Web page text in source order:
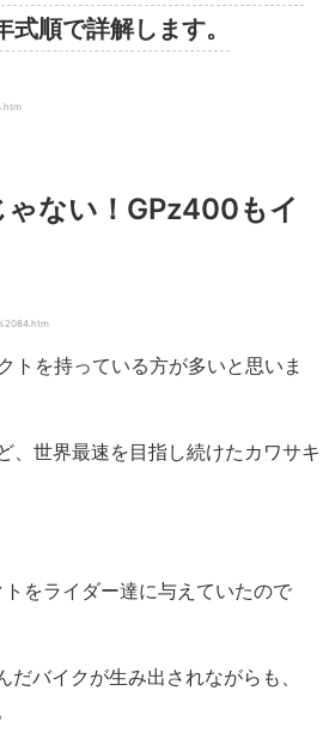
順で詳解します。
ない！GPz400もイ
トを持っている方が多いと思いま
、世界最速を目指し続けたカワサキ
をライダー達に与えていたので
バイクが生み出されながらも、